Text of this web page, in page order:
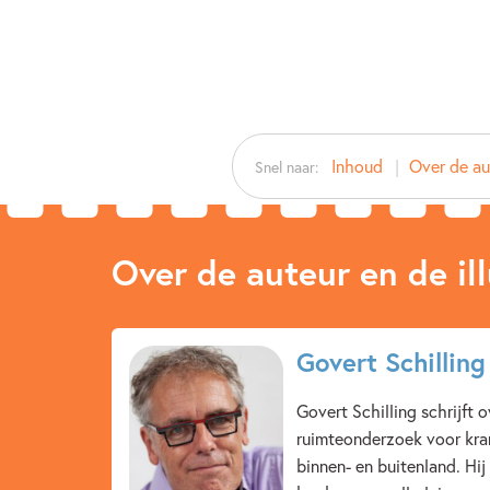
Snel naar: Inhoud Over de
Over de auteur en de
Govert Schilling
Govert Schilling schrijft
ruimteonderzoek voor
binnen- en buitenland.